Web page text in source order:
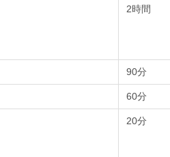
2時間
90分
60分
20分